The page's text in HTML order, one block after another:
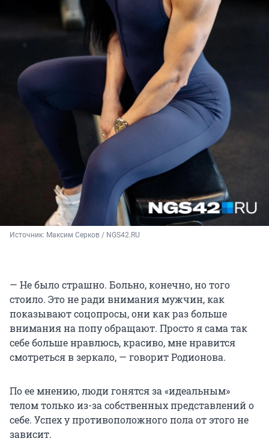
Источник: Максим Серков / NGS42.RU
— Не было страшно. Больно, конечно, но того
стоило. Это не ради внимания мужчин, как
показывают соцопросы, они как раз больше
внимания на попу обращают. Просто я сама так
себе больше нравлюсь, красиво, мне нравится
смотреться в зеркало, — говорит Родионова.
По ее мнению, люди гонятся за «идеальным»
телом только из-за собственных представлений о
себе. Успех у противоположного пола от этого не
зависит.